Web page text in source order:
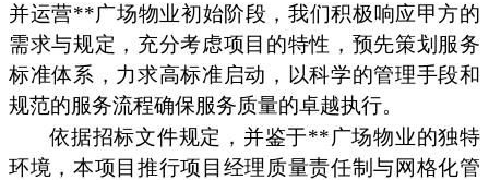
并运营**广场物业初始阶段，我们积极响应甲方的
需求与规定，充分考虑项目的特性，预先策划服务
标准体系，力求高标准启动，以科学的管理手段和
规范的服务流程确保服务质量的卓越执行。
依据招标文件规定，并鉴于**广场物业的独特
环境，本项目推行项目经理质量责任制与网格化管